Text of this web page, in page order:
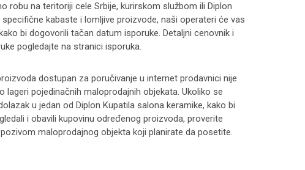
robu na teritoriji cele Srbije, kurirskom službom ili Diplon
kabaste i lomljive proizvode, naši operateri će vas
bi dogovorili tačan datum isporuke. Detaljni cenovnik i
pogledajte na straniciisporuka.
dostupan za poručivanje u internet prodavnici nije
lageri pojedinačnih maloprodajnih objekata. Ukoliko se
u jedan od Diplon Kupatila salona keramike, kako bi
i obavili kupovinu određenog proizvoda, proverite
maloprodajnog objekta koji planirate da posetite.